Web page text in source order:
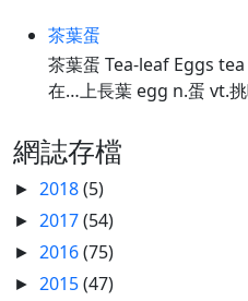
茶葉蛋
茶葉蛋 Tea-leaf Eggs
在…上長葉 egg n.蛋 vt.
網誌存檔
► 2018(5)
► 2017(54)
► 2016(75)
► 2015(47)